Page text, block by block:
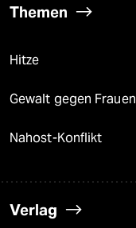
Themen
Hitze
Gewalt gegen Frauen
Nahost-Konflikt
Verlag